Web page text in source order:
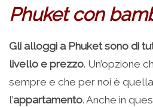
Phuket con
Gli alloggi a Phuket sono di
livello e prezzo. Un’opzione
sempre e che per noi è
l’appartamento. Anche in